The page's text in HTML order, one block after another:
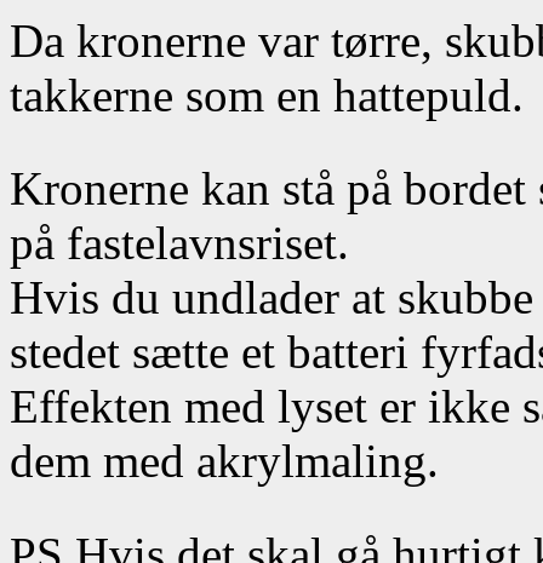
Da kronerne var tørre,
takkerne som en hattepuld.
Kronerne kan stå på
på fastelavnsriset.
Hvis du undlader at
stedet sætte et batteri
Effekten med lyset er ikke
dem med akrylmaling.